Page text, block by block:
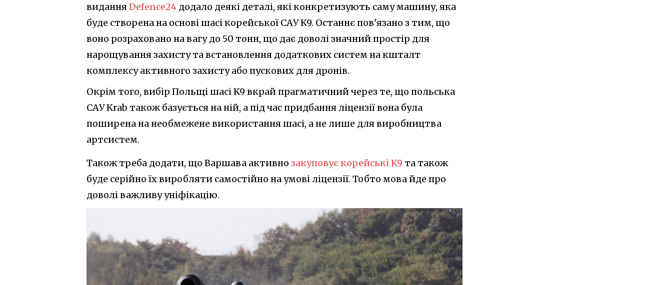
виданняDefence24 додало деякі деталі, які конкретизують саму машину, яка
буде створена на основі шасі корейської САУ K9. Останнє пов'язано з тим, що
воно розраховано на вагу до 50 тонн, що дає доволі значний простір для
нарощування захисту та встановлення додаткових систем на кшталт
комплексу активного захисту або пускових для дронів.
Окрім того, вибір Польщі шасі K9 вкрай прагматичний через те, що польська
САУ Krab також базується на ній, а під час придбання ліцензії вона була
поширена на необмежене використання шасі, а не лише для виробництва
артсистем.
Також треба додати, що Варшава активно закуповує корейські K9 та також
буде серійно їх виробляти самостійно на умові ліцензії. Тобто мова йде про
доволі важливу уніфікацію.